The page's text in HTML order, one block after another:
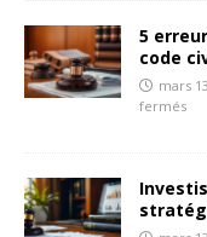
5
code
mars
fermés